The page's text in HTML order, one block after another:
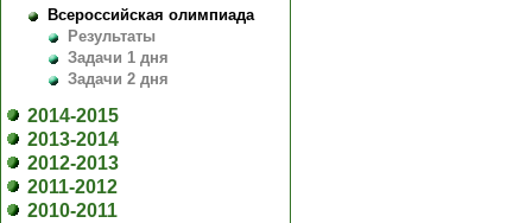
Всероссийская олимпиада
Результаты
Задачи 1 дня
Задачи 2 дня
2014-2015
2013-2014
2012-2013
2011-2012
2010-2011